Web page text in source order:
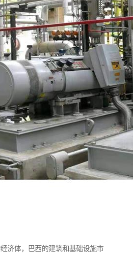
济体，巴西的建筑和基础设施市